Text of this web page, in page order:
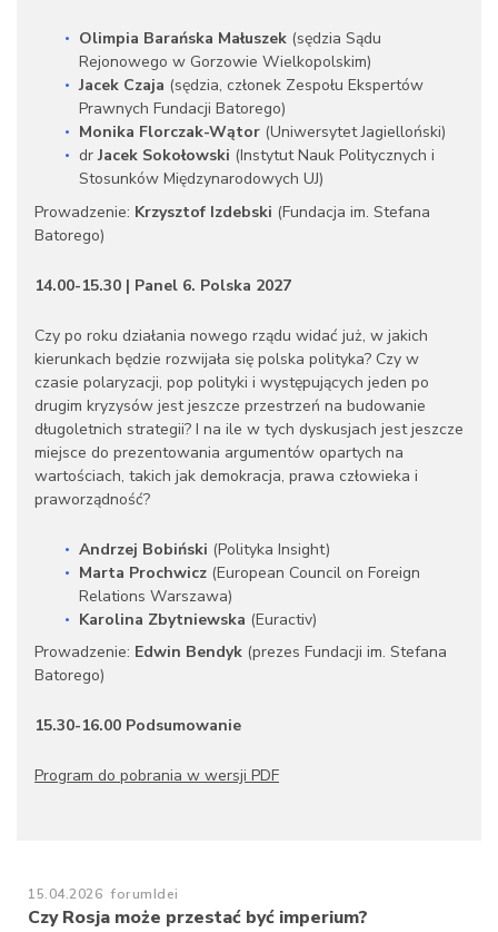
Olimpia Barańska Małuszek (sędzia Sądu
Rejonowego w Gorzowie Wielkopolskim)
Jacek Czaja (sędzia, członek Zespołu Ekspertów
Prawnych Fundacji Batorego)
Monika Florczak-Wątor (Uniwersytet Jagielloński)
drJacek Sokołowski (Instytut Nauk Politycznych i
Stosunków Międzynarodowych UJ)
Prowadzenie: Krzysztof Izdebski (Fundacja im. Stefana
Batorego)
14.00-15.30 | Panel 6. Polska 2027
Czy po roku działania nowego rządu widać już, w jakich
kierunkach będzie rozwijała się polska polityka? Czy w
czasie polaryzacji, pop polityki i występujących jeden po
drugim kryzysów jest jeszcze przestrzeń na budowanie
długoletnich strategii? I na ile w tych dyskusjach jest jeszcze
miejsce do prezentowania argumentów opartych na
wartościach, takich jak demokracja, prawa człowieka i
praworządność?
Andrzej Bobiński (Polityka Insight)
Marta Prochwicz (European Council on Foreign
Relations Warszawa)
Karolina Zbytniewska (Euractiv)
Prowadzenie: Edwin Bendyk (prezes Fundacji im. Stefana
Batorego)
15.30-16.00 Podsumowanie
Program do pobrania w wersji PDF
15.04.2026 forumIdei
Czy Rosja może przestać być imperium?